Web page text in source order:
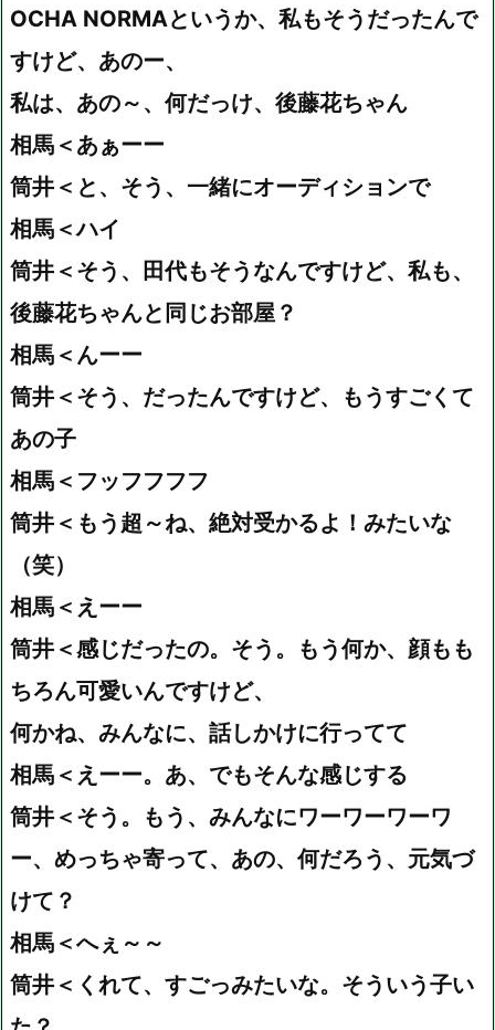
OCHA NORMAというか、私もそうだったんで
すけど、あのー、
私は、あの～、何だっけ、後藤花ちゃん
相馬＜あぁーー
筒井＜と、そう、一緒にオーディションで
相馬＜ハイ
筒井＜そう、田代もそうなんですけど、私も、
後藤花ちゃんと同じお部屋？
相馬＜んーー
筒井＜そう、だったんですけど、もうすごくて
あの子
相馬＜フッフフフフ
筒井＜もう超～ね、絶対受かるよ！みたいな
（笑）
相馬＜えーー
筒井＜感じだったの。そう。もう何か、顔もも
ちろん可愛いんですけど、
何かね、みんなに、話しかけに行ってて
相馬＜えーー。あ、でもそんな感じする
筒井＜そう。もう、みんなにワーワーワーワ
ー、めっちゃ寄って、あの、何だろう、元気づ
けて？
相馬＜へぇ～～
筒井＜くれて、すごっみたいな。そういう子い